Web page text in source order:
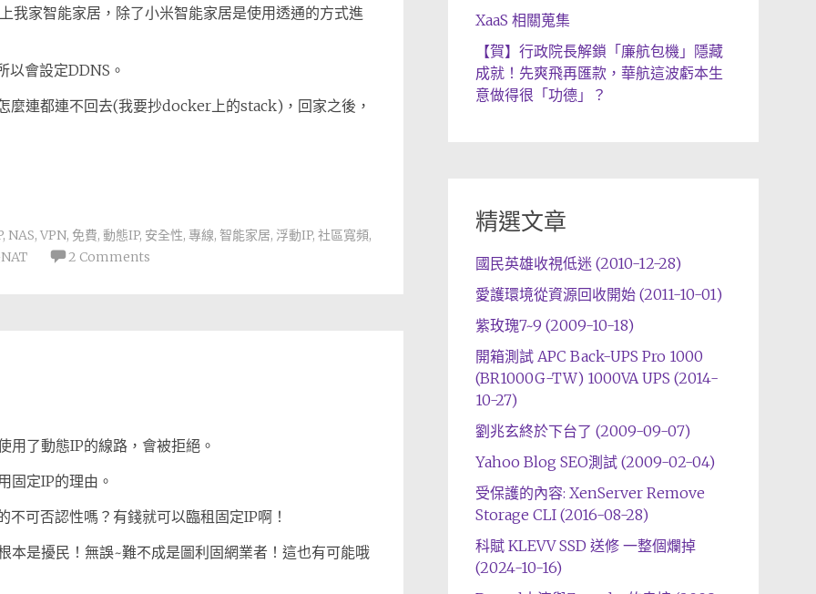
我家智能家居，除了小米智能家居是使用透通的方式進
以會設定DDNS。
麼連都連不回去(我要抄docker上的stack)，回家之後，
, NAS, VPN, 免費, 動態IP, 安全性, 專線, 智能家居, 浮動IP, 社區寬頻,
2 Comments
用了動態IP的線路，會被拒絕。
固定IP的理由。
可否認性嗎？有錢就可以臨租固定IP啊！
本是擾民！無誤~難不成是圖利固網業者！這也有可能哦
XaaS 相關蒐集
【賀】行政院長解鎖「廉航包機」隱藏
成就！先爽飛再匯款，華航這波虧本生
意做得很「功德」？
精選文章
國民英雄收視低迷 (2010-12-28)
愛護環境從資源回收開始 (2011-10-01)
紫玫瑰7~9 (2009-10-18)
開箱測試 APC Back-UPS Pro 1000
(BR1000G-TW) 1000VA UPS (2014-
10-27)
劉兆玄終於下台了 (2009-09-07)
Yahoo Blog SEO測試 (2009-02-04)
受保護的內容: XenServer Remove
Storage CLI (2016-08-28)
科賦 KLEVV SSD 送修 一整個爛掉
(2024-10-16)